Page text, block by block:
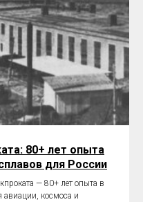
80+ лет опыта
для России
— 80+ лет опыта в
авиации, космоса и